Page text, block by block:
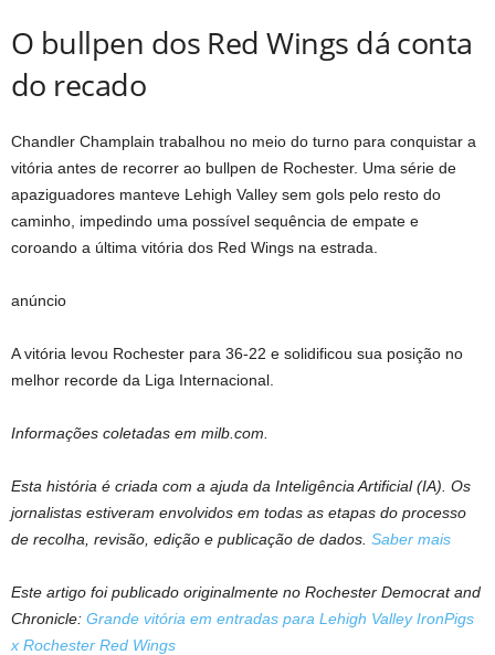
O bullpen dos Red Wings dá conta
do recado
Chandler Champlain trabalhou no meio do turno para conquistar a
vitória antes de recorrer ao bullpen de Rochester. Uma série de
apaziguadores manteve Lehigh Valley sem gols pelo resto do
caminho, impedindo uma possível sequência de empate e
coroando a última vitória dos Red Wings na estrada.
anúncio
A vitória levou Rochester para 36-22 e solidificou sua posição no
melhor recorde da Liga Internacional.
Informações coletadas em milb.com.
Esta história é criada com a ajuda da Inteligência Artificial (IA). Os
jornalistas estiveram envolvidos em todas as etapas do processo
de recolha, revisão, edição e publicação de dados. Saber mais
Este artigo foi publicado originalmente no Rochester Democrat and
Chronicle: Grande vitória em entradas para Lehigh Valley IronPigs
x Rochester Red Wings